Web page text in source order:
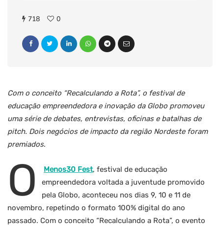
718 0
Com o conceito “Recalculando a Rota”, o festival de
educação empreendedora e inovação da Globo promoveu
uma série de debates, entrevistas, oficinas e batalhas de
pitch. Dois negócios de impacto da região Nordeste foram
premiados.
O Menos30 Fest, festival de educação
empreendedora voltada a juventude promovido
pela Globo, aconteceu nos dias 9, 10 e 11 de
novembro, repetindo o formato 100% digital do ano
passado. Com o conceito “Recalculando a Rota”, o evento